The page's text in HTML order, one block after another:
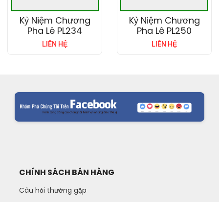
Kỷ Niệm Chương
Pha Lê PL234
LIÊN HỆ
Kỷ Niệm Chương
Pha Lê PL250
LIÊN HỆ
CHÍNH SÁCH BÁN HÀNG
Câu hỏi thường gặp